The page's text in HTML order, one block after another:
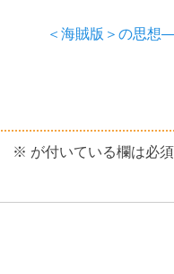
次
＜海賊版＞の思想
※ が付いている欄は必